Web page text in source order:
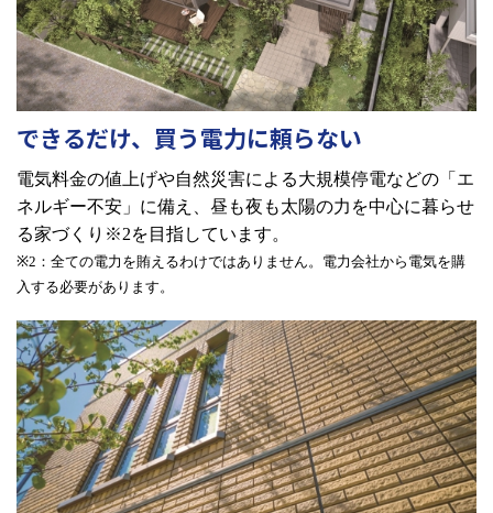
できるだけ、買う電力に頼らない
電気料金の値上げや自然災害による大規模停電などの「エ
ネルギー不安」に備え、昼も夜も太陽の力を中心に暮らせ
る家づくり※2を目指しています。
※2 ：全ての電力を賄えるわけではありません。電力会社から電気を購
入する必要があります。